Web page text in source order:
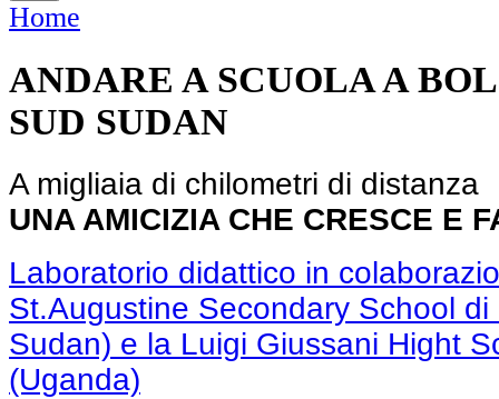
Home
ANDARE A SCUOLA A
SUD SUDAN
A migliaia di chilometri di distanza
UNA AMICIZIA CHE CRESCE E
Laboratorio didattico in
St.Augustine Secondary School
Sudan) e la Luigi Giussani Hight
(Uganda)